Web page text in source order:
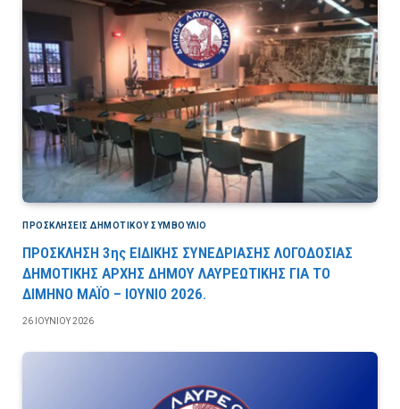
ΠΡΟΣΚΛΉΣΕΙΣ ΔΗΜΟΤΙΚΟΎ ΣΥΜΒΟΎΛΙΟ
ΠΡΟΣΚΛΗΣΗ 3ης ΕΙΔΙΚΗΣ ΣΥΝΕΔΡΙΑΣΗΣ ΛΟΓΟΔΟΣΙΑΣ
ΔΗΜΟΤΙΚΗΣ ΑΡΧΗΣ ΔΗΜΟΥ ΛΑΥΡΕΩΤΙΚΗΣ ΓΙΑ ΤΟ
ΔΙΜΗΝΟ ΜΑΪΟ – ΙΟΥΝΙΟ 2026.
26 ΙΟΥΝΊΟΥ 2026